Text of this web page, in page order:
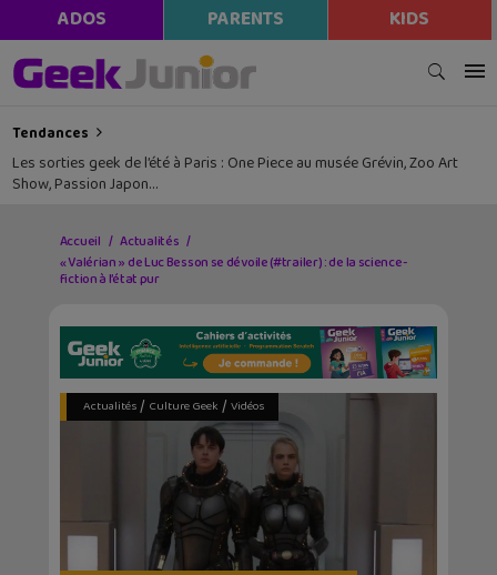
ADOS PARENTS KIDS
Tendances
Les sorties geek de l’été à Paris : One Piece au musée Grévin, Zoo Art
Show, Passion Japon…
Accueil
Actualités
« Valérian » de Luc Besson se dévoile (#trailer) : de la science-
fiction à l’état pur
Actualités/ Culture Geek / Vidéos